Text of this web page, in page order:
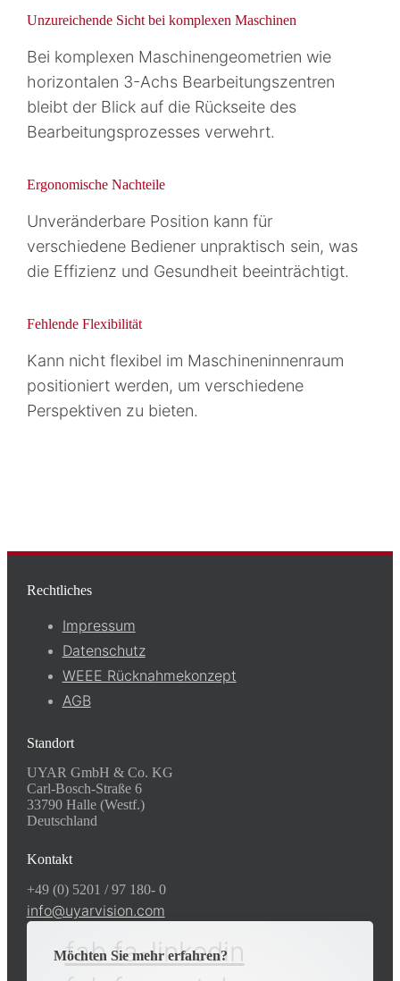
Unzureichende Sicht bei komplexen Maschinen
Bei komplexen Maschinengeometrien wie
horizontalen 3-Achs Bearbeitungszentren
bleibt der Blick auf die Rückseite des
Bearbeitungsprozesses verwehrt.
Ergonomische Nachteile
Unveränderbare Position kann für
verschiedene Bediener unpraktisch sein, was
die Effizienz und Gesundheit beeinträchtigt.
Fehlende Flexibilität
Kann nicht flexibel im Maschineninnenraum
positioniert werden, um verschiedene
Perspektiven zu bieten.
Rechtliches
Impressum
Datenschutz
WEEE Rücknahmekonzept
AGB
Standort
UYAR GmbH & Co. KG
Carl-Bosch-Straße 6
33790 Halle (Westf.)
Deutschland
Kontakt
+49 (0) 5201 / 97 180- 0
info@uyarvision.com
fab fa-linkedin
Möchten Sie mehr erfahren?